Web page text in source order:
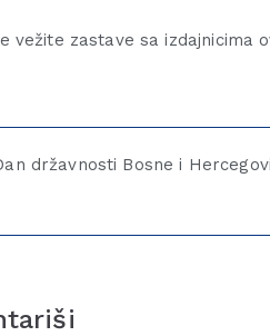
vežite zastave sa izdajnicima
državnosti Bosne i